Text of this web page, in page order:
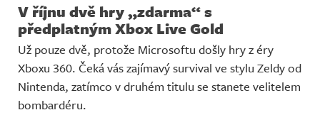
V říjnu dvě hry „zdarma“ s
předplatným Xbox Live Gold
Už pouze dvě, protože Microsoftu došly hry z éry
Xboxu 360. Čeká vás zajímavý survival ve stylu Zeldy od
Nintenda, zatímco v druhém titulu se stanete velitelem
bombardéru.